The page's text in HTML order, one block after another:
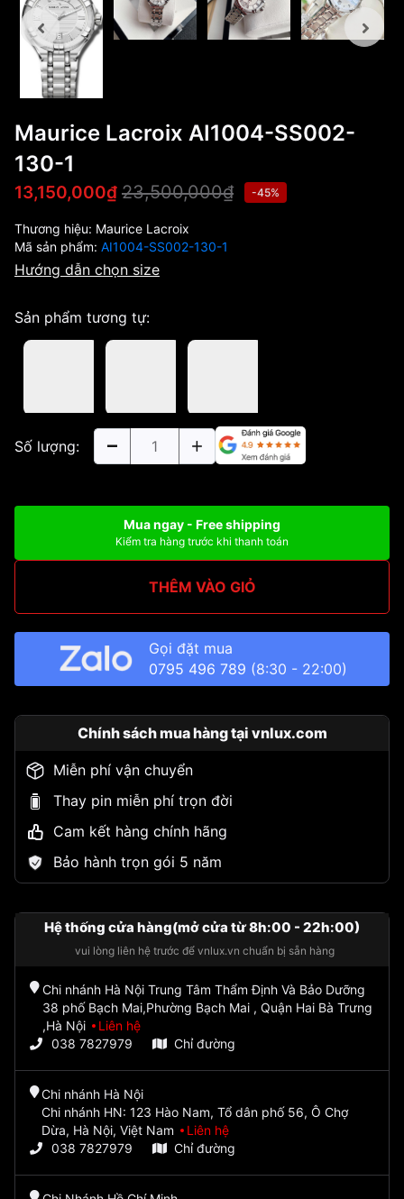
Maurice Lacroix AI1004-SS002-
130-1
13,150,000₫ 23,500,000₫ -45%
Thương hiệu: Maurice Lacroix
Mã sản phẩm: AI1004-SS002-130-1
Hướng dẫn chọn size
Sản phẩm tương tự:
Số lượng:
Mua ngay - Free shipping
Kiểm tra hàng trước khi thanh toán
THÊM VÀO GIỎ
Gọi đặt mua
0795 496 789 (8:30 - 22:00)
Chính sách mua hàng tại vnlux.com
Miễn phí vận chuyển
Thay pin miễn phí trọn đời
Cam kết hàng chính hãng
Bảo hành trọn gói 5 năm
Hệ thống cửa hàng(mở cửa từ 8h:00 - 22h:00)
vui lòng liên hệ trước để vnlux.vn chuẩn bị sẵn hàng
Chi nhánh Hà Nội Trung Tâm Thẩm Định Và Bảo Dưỡng
38 phố Bạch Mai,Phường Bạch Mai , Quận Hai Bà Trưng
,Hà Nội
Liên hệ
038 7827979
Chỉ đường
Chi nhánh Hà Nội
Chi nhánh HN: 123 Hào Nam, Tổ dân phố 56, Ô Chợ
Dừa, Hà Nội, Việt Nam
Liên hệ
038 7827979
Chỉ đường